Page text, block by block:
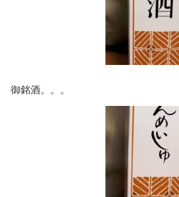
御銘酒。。。